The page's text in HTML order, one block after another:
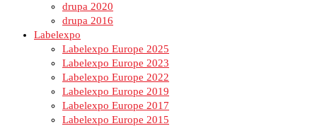
drupa 2020
drupa 2016
Labelexpo
Labelexpo Europe 2025
Labelexpo Europe 2023
Labelexpo Europe 2022
Labelexpo Europe 2019
Labelexpo Europe 2017
Labelexpo Europe 2015